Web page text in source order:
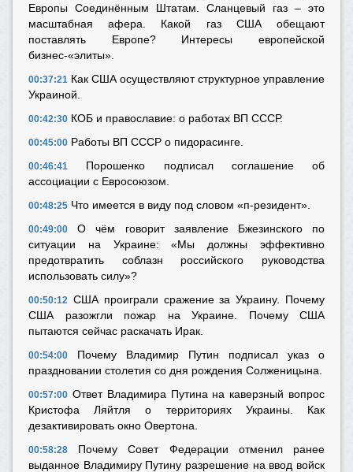
Европы Соединённым Штатам. Сланцевый газ – это
масштабная афера. Какой газ США обещают
поставлять Европе? Интересы европейской
бизнес-«элиты».
00:37:21 Как США осуществляют структурное управление
Украиной.
00:42:30 КОБ и православие: о работах ВП СССР.
00:45:00 Работы ВП СССР о пидорасинге.
00:46:41 Порошенко подписал соглашение об
ассоциации с Евросоюзом.
00:48:25 Что имеется в виду под словом «п-резидент».
00:49:00 О чём говорит заявление Бжезинского по
ситуации на Украине: «Мы должны эффективно
предотвратить соблазн российского руководства
использовать силу»?
00:50:12 США проиграли сражение за Украину. Почему
США разожгли пожар на Украине. Почему США
пытаются сейчас раскачать Ирак.
00:54:00 Почему Владимир Путин подписал указ о
праздновании столетия со дня рождения Солженицына.
00:57:00 Ответ Владимира Путина на каверзный вопрос
Кристофа Ляйтля о территориях Украины. Как
дезактивировать окно Овертона.
00:58:28 Почему Совет Федерации отменил ранее
выданное Владимиру Путину разрешение на ввод войск